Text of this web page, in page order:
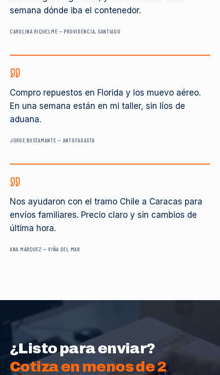
semana dónde iba el contenedor.
CAROLINA RIQUELME —PROVIDENCIA, SANTIAGO
Compro repuestos en Florida y los muevo aéreo.
En una semana están en mi taller, sin líos de
aduana.
JORGE BUSTAMANTE — ANTOFAGASTA
Nos ayudaron con el tramo Chile a Caracas para
envíos familiares. Precio claro y sin cambios de
última hora.
ANA MÁRQUEZ —VIÑA DEL MAR
¿Listo para enviar?
Cotiza en menos de 2